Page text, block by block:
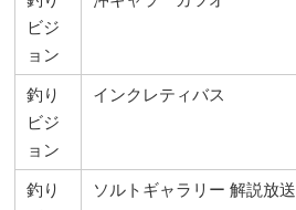
ビジ
ョン
釣り
ビジ
ョン
インクレティバス
釣り
ソルトギャラリー 解説放送